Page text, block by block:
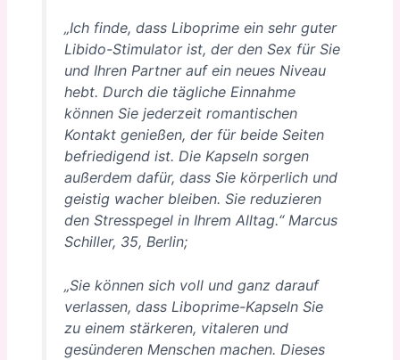
„Ich finde, dass Liboprime ein sehr guter
Libido-Stimulator ist, der den Sex für Sie
und Ihren Partner auf ein neues Niveau
hebt. Durch die tägliche Einnahme
können Sie jederzeit romantischen
Kontakt genießen, der für beide Seiten
befriedigend ist. Die Kapseln sorgen
außerdem dafür, dass Sie körperlich und
geistig wacher bleiben. Sie reduzieren
den Stresspegel in Ihrem Alltag.“ Marcus
Schiller, 35, Berlin;
„Sie können sich voll und ganz darauf
verlassen, dass Liboprime-Kapseln Sie
zu einem stärkeren, vitaleren und
gesünderen Menschen machen. Dieses